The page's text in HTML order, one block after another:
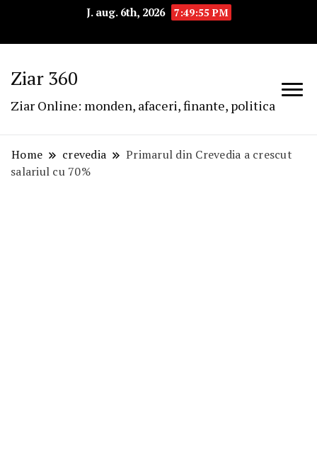
J. aug. 6th, 2026 7:49:56 PM
Ziar 360
Ziar Online: monden, afaceri, finante, politica
Home crevedia
Primarul din Crevedia a crescut
salariul cu 70%